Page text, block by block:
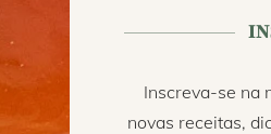
Inscreva-se na
novas receitas,